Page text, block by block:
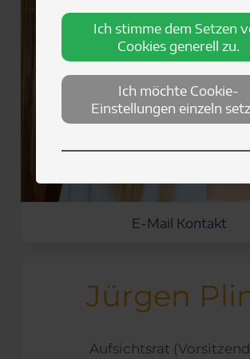
E-Mail Kontakt
Jürgen
Aufsichtsrat
Ich stimme dem Setzen
Cookies generell zu.
Ich möchte Cookie-
Einstellungen einzeln